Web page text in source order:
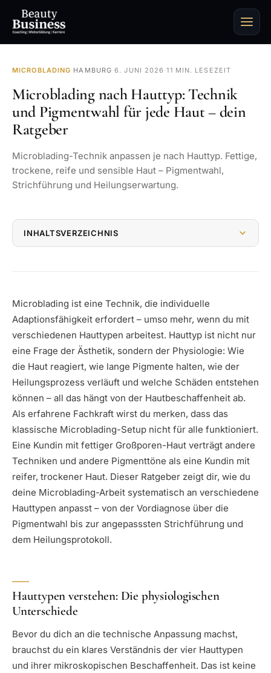
MICROBLADING· HAMBURG·6. JUNI 2026 ·11 MIN. LESEZEIT
Microblading nach Hauttyp: Technik
und Pigmentwahl für jede Haut – dein
Ratgeber
Microblading-Technik anpassen je nach Hauttyp. Fettige,
trockene, reife und sensible Haut – Pigmentwahl,
Strichführung und Heilungserwartung.
INHALTSVERZEICHNIS
Microblading ist eine Technik, die individuelle
Adaptionsfähigkeit erfordert – umso mehr, wenn du mit
verschiedenen Hauttypen arbeitest. Hauttyp ist nicht nur
eine Frage der Ästhetik, sondern der Physiologie: Wie
die Haut reagiert, wie lange Pigmente halten, wie der
Heilungsprozess verläuft und welche Schäden entstehen
können – all das hängt von der Hautbeschaffenheit ab.
Als erfahrene Fachkraft wirst du merken, dass das
klassische Microblading-Setup nicht für alle funktioniert.
Eine Kundin mit fettiger Großporen-Haut verträgt andere
Techniken und andere Pigmenttöne als eine Kundin mit
reifer, trockener Haut. Dieser Ratgeber zeigt dir, wie du
deine Microblading-Arbeit systematisch an verschiedene
Hauttypen anpasst – von der Vordiagnose über die
Pigmentwahl bis zur angepasssten Strichführung und
dem Heilungsprotokoll.
Hauttypen verstehen: Die physiologischen
Unterschiede
Bevor du dich an die technische Anpassung machst,
brauchst du ein klares Verständnis der vier Hauttypen
und ihrer mikroskopischen Beschaffenheit. Das ist keine